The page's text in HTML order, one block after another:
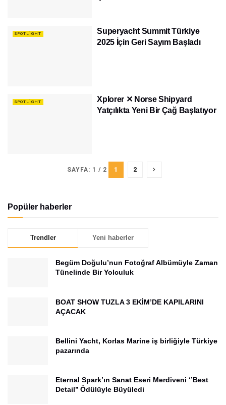
SPOTLIGHT
Superyacht Summit Türkiye
2025 İçin Geri Sayım Başladı
SPOTLIGHT
Xplorer ✕ Norse Shipyard
Yatçılıkta Yeni Bir Çağ Başlatıyor
SAYFA: 1 / 2 1 2
Popüler haberler
Trendler Yeni haberler
Begüm Doğulu’nun Fotoğraf Albümüyle Zaman
Tünelinde Bir Yolculuk
BOAT SHOW TUZLA 3 EKİM’DE KAPILARINI
AÇACAK
Bellini Yacht, Korlas Marine iş birliğiyle Türkiye
pazarında
Eternal Spark’ın Sanat Eseri Merdiveni ‘’Best
Detail’’ Ödülüyle Büyüledi